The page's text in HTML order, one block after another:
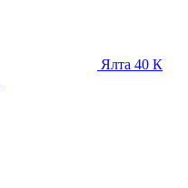
Ялта 40 К